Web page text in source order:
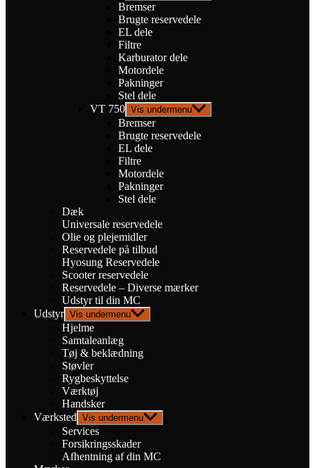
Bremser
Brugte reservedele
EL dele
Filtre
Karburator dele
Motordele
Pakninger
Stel dele
VT 750 Vis undermenu
Bremser
Brugte reservedele
EL dele
Filtre
Motordele
Pakninger
Stel dele
Dæk
Universale reservedele
Olie og plejemidler
Reservedele på tilbud
Hyosung Reservedele
Scooter reservedele
Reservedele – Diverse mærker
Udstyr til din MC
Udstyr Vis undermenu
Hjelme
Samtaleanlæg
Tøj & beklædning
Støvler
Rygbeskyttelse
Værktøj
Handsker
Værksted Vis undermenu
Services
Forsikringsskader
Afhentning af din MC